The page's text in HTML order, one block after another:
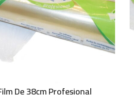
De 38cm Profesional